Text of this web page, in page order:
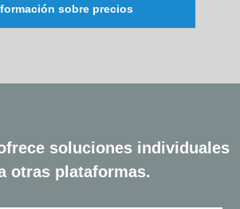
sobre precios
soluciones individuales
otras plataformas.